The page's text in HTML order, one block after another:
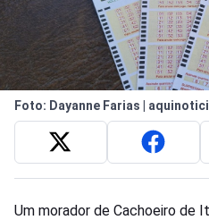
Foto: Dayanne Farias |
Um morador de Cachoeiro de